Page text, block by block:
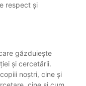
respect și
găzduiește
și cercetării.
noștri, cine și